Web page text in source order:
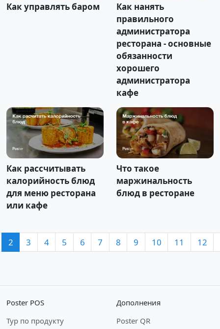
Как управлять баром
Как нанять
правильного
администратора
ресторана - основные
обязанности
хорошего
администратора
кафе
Как рассчитывать
калорийность блюд
для меню ресторана
или кафе
Что такое
маржинальность
блюд в ресторане
2 3 4 5 6 7 8 9 10 11 12
Poster POS
Тур по продукту
Дополнения
Poster QR